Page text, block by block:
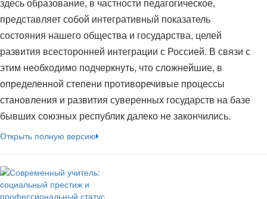
представляет собой интегративный показатель
состояния нашего общества и государства, целей
развития всесторонней интеграции с Россией. В связи с
этим необходимо подчеркнуть, что сложнейшие, в
определенной степени противоречивые процессы
становления и развития суверенных государств на базе
бывших союзных республик далеко не закончились.
Открыть полную версию